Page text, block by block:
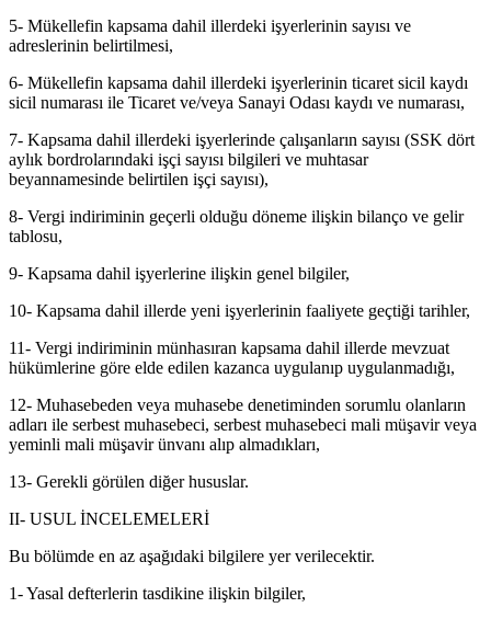
5- Mükellefin kapsama dahil illerdeki işyerlerinin sayısı ve
adreslerinin belirtilmesi,
6- Mükellefin kapsama dahil illerdeki işyerlerinin ticaret sicil kaydı
sicil numarası ile Ticaret ve/veya Sanayi Odası kaydı ve numarası,
7- Kapsama dahil illerdeki işyerlerinde çalışanların sayısı (SSK dört
aylık bordrolarındaki işçi sayısı bilgileri ve muhtasar
beyannamesinde belirtilen işçi sayısı),
8- Vergi indiriminin geçerli olduğu döneme ilişkin bilanço ve gelir
tablosu,
9- Kapsama dahil işyerlerine ilişkin genel bilgiler,
10- Kapsama dahil illerde yeni işyerlerinin faaliyete geçtiği tarihler,
11- Vergi indiriminin münhasıran kapsama dahil illerde mevzuat
hükümlerine göre elde edilen kazanca uygulanıp uygulanmadığı,
12- Muhasebeden veya muhasebe denetiminden sorumlu olanların
adları ile serbest muhasebeci, serbest muhasebeci mali müşavir veya
yeminli mali müşavir ünvanı alıp almadıkları,
13- Gerekli görülen diğer hususlar.
II- USUL İNCELEMELERİ
Bu bölümde en az aşağıdaki bilgilere yer verilecektir.
1- Yasal defterlerin tasdikine ilişkin bilgiler,